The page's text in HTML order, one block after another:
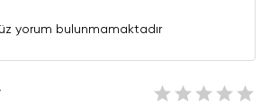
yorum bulunmamaktadır